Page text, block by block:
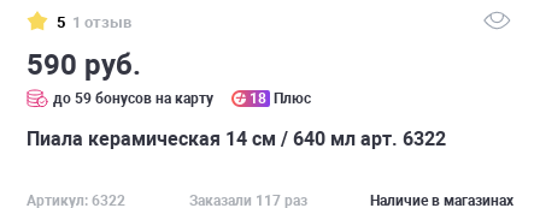
5 1 отзыв
590 руб.
до 59 бонусов на карту 18 Плюс
Пиала керамическая 14 см / 640 мл арт. 6322
Артикул: 6322 Заказали 117 раз Наличие в магазинах